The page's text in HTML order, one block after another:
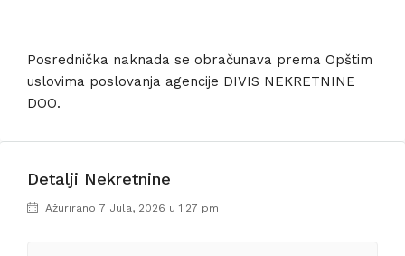
Posrednička naknada se obračunava prema Opštim
uslovima poslovanja agencije DIVIS NEKRETNINE
DOO.
Detalji Nekretnine
Ažurirano 7 Jula, 2026 u 1:27 pm